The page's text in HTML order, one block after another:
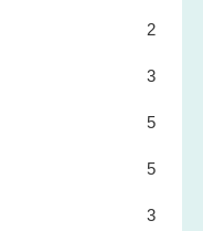
2
3
5
5
3